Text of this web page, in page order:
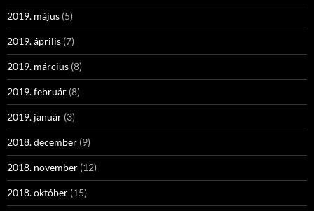
2019. május (5)
2019. április (7)
2019. március (8)
2019. február (8)
2019. január (3)
2018. december (9)
2018. november (12)
2018. október (15)